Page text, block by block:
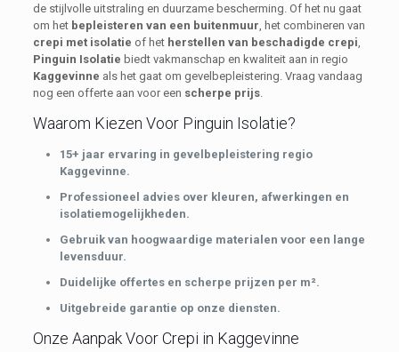
de stijlvolle uitstraling en duurzame bescherming. Of het nu gaat
om het bepleisteren van een buitenmuur , het combineren van
crepi met isolatie of het herstellen van beschadigde crepi
Pinguin Isolatie biedt vakmanschap en kwaliteit aan in regio
Kaggevinne als het gaat om gevelbepleistering. Vraag vandaag
nog een offerte aan voor een scherpe prijs.
Waarom Kiezen Voor Pinguin Isolatie?
15+ jaar ervaring in gevelbepleistering regio
Kaggevinne.
Professioneel advies over kleuren, afwerkingen en
isolatiemogelijkheden.
Gebruik van hoogwaardige materialen voor een lange
levensduur.
Duidelijke offertes en scherpe prijzen per m².
Uitgebreide garantie op onze diensten.
Onze Aanpak Voor Crepi in Kaggevinne